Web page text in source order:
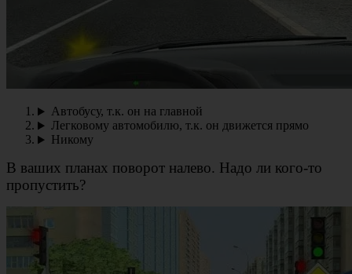
Автобусу, т.к. он на главной
Легковому автомобилю, т.к. он движется прямо
Никому
В ваших планах поворот налево. Надо ли кого-то
пропустить?